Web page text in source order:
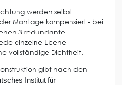
werden selbst
Montage kompensiert - bei
3 redundante
einzelne Ebene
vollständige Dichtheit.
gibt nach den
Institut für